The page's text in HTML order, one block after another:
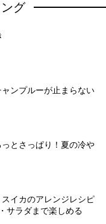
グ
ンプルーが止まらない
っとさっぱり！夏の冷や
スイカのアレンジレシピ
サラダまで楽しめる